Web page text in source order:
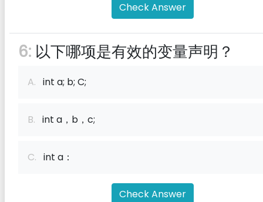
Check Answer
6: 以下哪项是有效的变量声明？
A. int a; b; C;
B. int a，b，c;
C. int a：
Check Answer